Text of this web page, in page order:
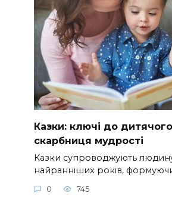
Казки: ключі до
скарбниця мудрості
Казки супроводжують
найранніших років,
0 745